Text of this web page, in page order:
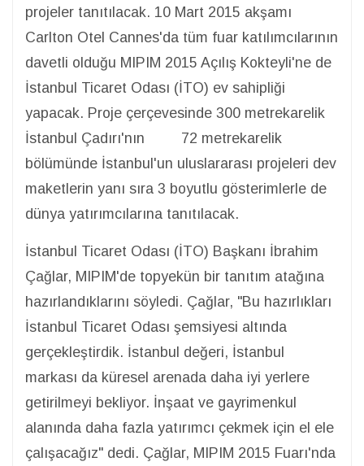
projeler tanıtılacak. 10 Mart 2015 akşamı
Carlton Otel Cannes'da tüm fuar katılımcılarının
davetli olduğu MIPIM 2015 Açılış Kokteyli'ne de
İstanbul Ticaret Odası (İTO) ev sahipliği
yapacak. Proje çerçevesinde 300 metrekarelik
İstanbul Çadırı'nın 72 metrekarelik
bölümünde İstanbul'un uluslararası projeleri dev
maketlerin yanı sıra 3 boyutlu gösterimlerle de
dünya yatırımcılarına tanıtılacak.
İstanbul Ticaret Odası (İTO) Başkanı İbrahim
Çağlar, MIPIM'de topyekün bir tanıtım atağına
hazırlandıklarını söyledi. Çağlar, "Bu hazırlıkları
İstanbul Ticaret Odası şemsiyesi altında
gerçekleştirdik. İstanbul değeri, İstanbul
markası da küresel arenada daha iyi yerlere
getirilmeyi bekliyor. İnşaat ve gayrimenkul
alanında daha fazla yatırımcı çekmek için el ele
çalışacağız" dedi. Çağlar, MIPIM 2015 Fuarı'nda